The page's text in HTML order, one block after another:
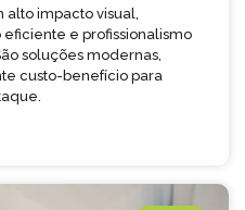
alto impacto visual,
e profissionalismo
soluções modernas,
custo-benefício para